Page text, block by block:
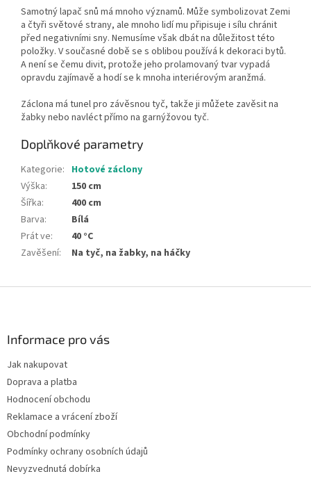
Samotný lapač snů má mnoho významů. Může symbolizovat Zemi
a čtyři světové strany, ale mnoho lidí mu připisuje i sílu chránit
před negativními sny. Nemusíme však dbát na důležitost této
položky. V současné době se s oblibou používá k dekoraci bytů.
A není se čemu divit, protože jeho prolamovaný tvar vypadá
opravdu zajímavě a hodí se k mnoha interiérovým aranžmá.
Záclona má tunel pro závěsnou tyč, takže ji můžete zavěsit na
žabky nebo navléct přímo na garnýžovou tyč.
Doplňkové parametry
Kategorie: Hotové záclony
Výška:
150 cm
Šířka:
400 cm
Barva:
Bílá
Prát ve:
40 °C
Zavěšení: Na tyč, na žabky, na háčky
Informace pro vás
Jak nakupovat
Doprava a platba
Hodnocení obchodu
Reklamace a vrácení zboží
Obchodní podmínky
Podmínky ochrany osobních údajů
Nevyzvednutá dobírka